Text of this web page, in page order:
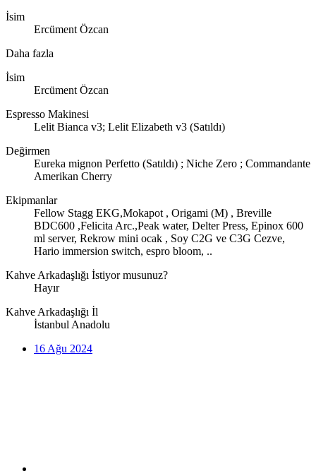
İsim
Ercüment Özcan
Daha fazla
İsim
Ercüment Özcan
Espresso Makinesi
Lelit Bianca v3; Lelit Elizabeth v3 (Satıldı)
Değirmen
Eureka mignon Perfetto (Satıldı) ; Niche Zero ; Commandante
Amerikan Cherry
Ekipmanlar
Fellow Stagg EKG,Mokapot , Origami (M) , Breville
BDC600 ,Felicita Arc.,Peak water, Delter Press, Epinox 600
ml server, Rekrow mini ocak , Soy C2G ve C3G Cezve,
Hario immersion switch, espro bloom, ..
Kahve Arkadaşlığı İstiyor musunuz?
Hayır
Kahve Arkadaşlığı İl
İstanbul Anadolu
16 Ağu 2024